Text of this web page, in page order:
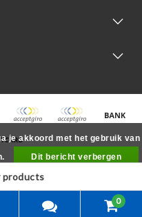
products
0
je akkoord met het gebruik van
Dit bericht verbergen
»